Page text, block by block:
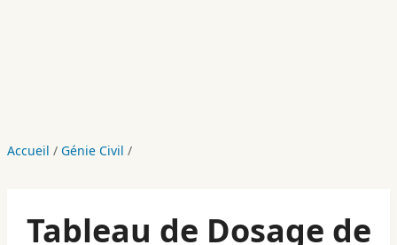
Accueil / Génie Civil /
Tableau de Dosage de